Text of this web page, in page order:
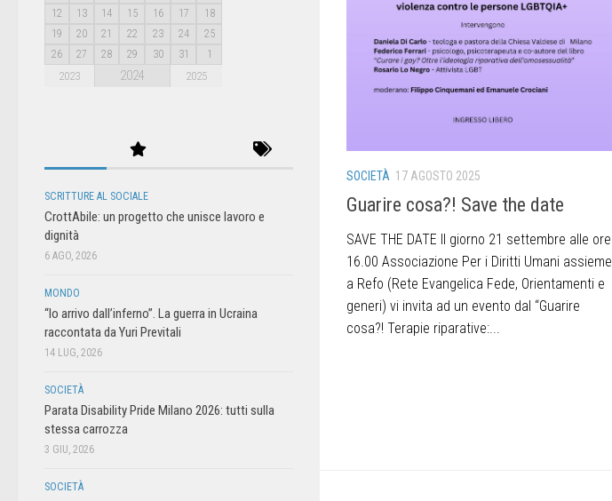
SOCIETÀ 17 AGOSTO 2025
Guarire cosa?! Save the date
SAVE THE DATE Il giorno 21 settembre alle ore
16.00 Associazione Per i Diritti Umani assieme
a Refo (Rete Evangelica Fede, Orientamenti e
generi) vi invita ad un evento dal “Guarire
cosa?! Terapie riparative:...
12
13 14 15 16 17
18
19
20 21 22 23 24
25
26
27 28 29 30 31 1
2023 2024 2025
SCRITTURE AL SOCIALE
CrottAbile: un progetto che unisce lavoro e
dignità
6 AGO, 2026
MONDO
“Io arrivo dall’inferno”. La guerra in Ucraina
raccontata da Yuri Previtali
14 LUG, 2026
SOCIETÀ
Parata Disability Pride Milano 2026: tutti sulla
stessa carrozza
3 GIU, 2026
SOCIETÀ